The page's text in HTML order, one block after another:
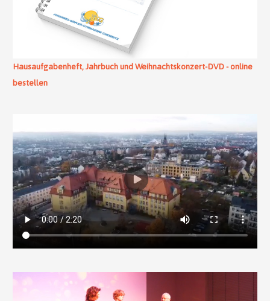
Hausaufgabenheft, Jahrbuch und Weihnachtskonzert-DVD - online
bestellen